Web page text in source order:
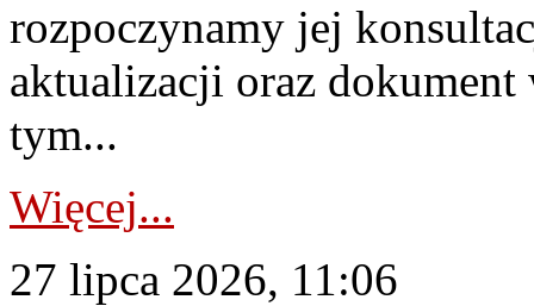
rozpoczynamy jej
aktualizacji oraz
tym...
Więcej...
27 lipca 2026, 11:06